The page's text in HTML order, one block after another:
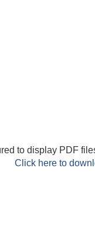
to display PDF
Click here to